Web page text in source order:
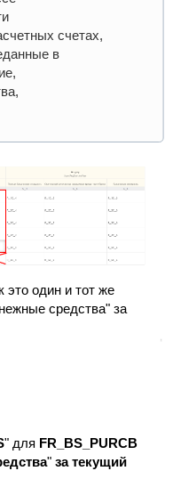
счетах,
в
один и тот же
средства" за
" для FR_BS_PURCB
" за текущий